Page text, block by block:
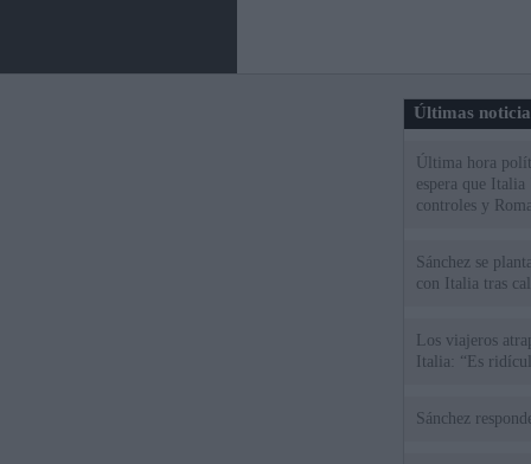
Últimas
Última hora
espera que
controles y
Sánchez se
con Italia tras
Los viajeros
Italia: “Es
Sánchez